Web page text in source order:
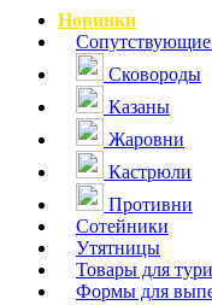
Новинки
Сковороды
Казаны
Жаровни
Кастрюли
Противни
Сотейники
Утятницы
Товары для
Формы для